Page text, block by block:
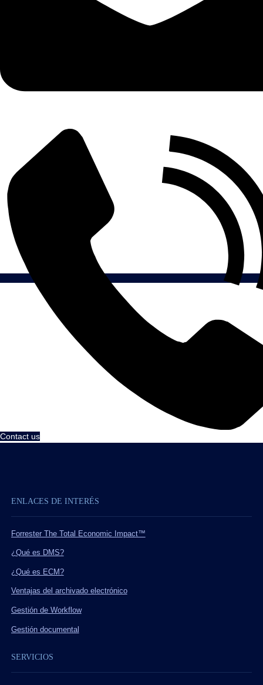
Contact us
ENLACES DE INTERÉS
Forrester The Total Economic Impact™
¿Qué es DMS?
¿Qué es ECM?
Ventajas del archivado electrónico
Gestión de Workflow
Gestión documental
SERVICIOS